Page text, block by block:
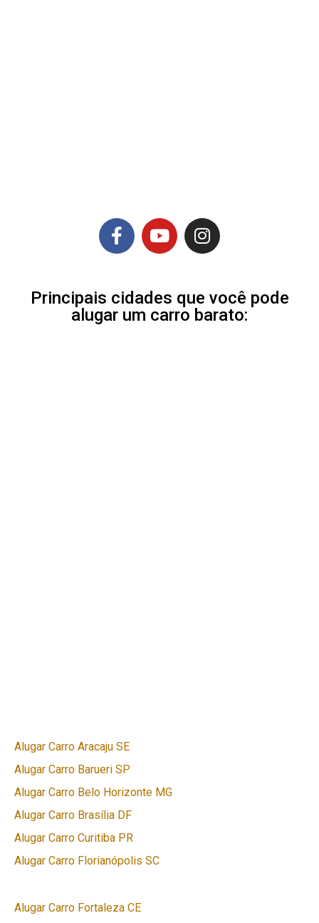
Principais cidades que você pode
alugar um carro barato:
Alugar Carro Aracaju SE
Alugar Carro Barueri SP
Alugar Carro Belo Horizonte MG
Alugar Carro Brasília DF
Alugar Carro Curitiba PR
Alugar Carro Florianópolis SC
Alugar Carro Fortaleza CE